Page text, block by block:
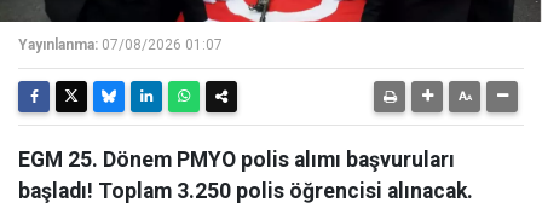
Yayınlanma: 07/08/2026 01:07
EGM 25. Dönem PMYO polis alımı başvuruları
başladı! Toplam 3.250 polis öğrencisi alınacak.